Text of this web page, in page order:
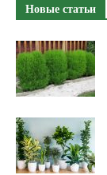
т
к
а
Новые статьи